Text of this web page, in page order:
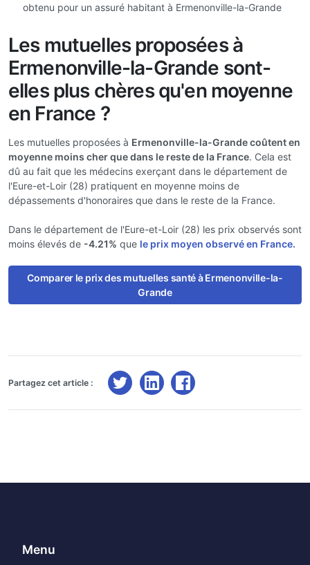
obtenu pour un assuré habitant à Ermenonville-la-Grande
Les mutuelles proposées à
Ermenonville-la-Grande sont-
elles plus chères qu'en moyenne
en France ?
Les mutuelles proposées à Ermenonville-la-Grande coûtent en
moyenne moins cher que dans le reste de la France. Cela est
dû au fait que les médecins exerçant dans le département de
l'Eure-et-Loir (28) pratiquent en moyenne moins de
dépassements d'honoraires que dans le reste de la France.
Dans le département de l'Eure-et-Loir (28) les prix observés sont
moins élevés de -4.21% que le prix moyen observé en France.
Comparer le prix des mutuelles santé à Ermenonville-la-
Grande
Partagez cet article :
Menu